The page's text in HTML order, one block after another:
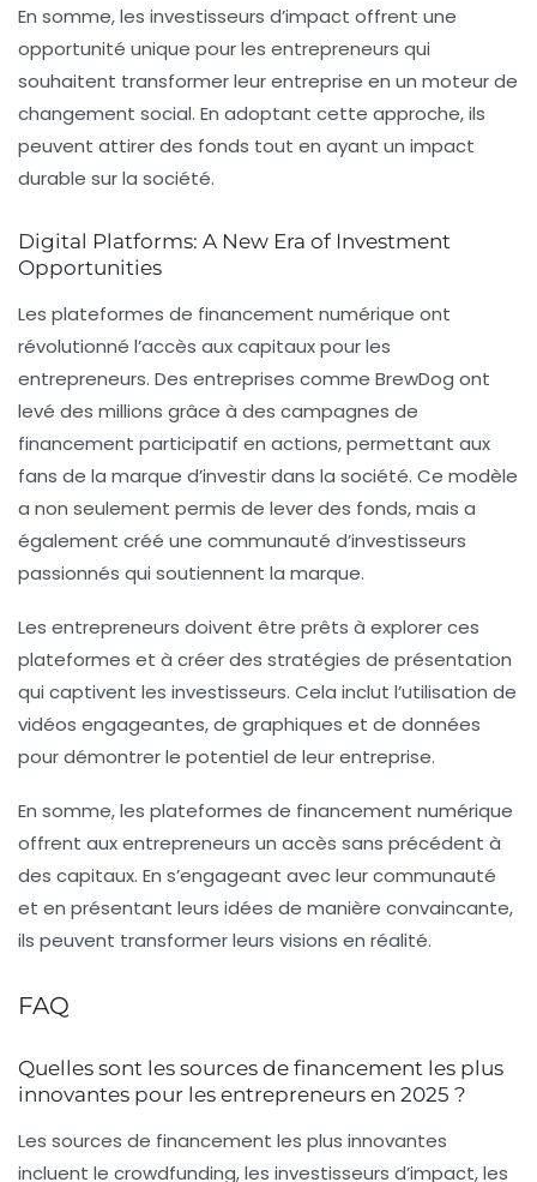
En somme, les investisseurs d’impact offrent une
opportunité unique pour les entrepreneurs qui
souhaitent transformer leur entreprise en un moteur de
changement social. En adoptant cette approche, ils
peuvent attirer des fonds tout en ayant un impact
durable sur la société.
Digital Platforms: A New Era of Investment
Opportunities
Les plateformes de financement numérique ont
révolutionné l’accès aux capitaux pour les
entrepreneurs. Des entreprises comme BrewDog ont
levé des millions grâce à des campagnes de
financement participatif en actions, permettant aux
fans de la marque d’investir dans la société. Ce modèle
a non seulement permis de lever des fonds, mais a
également créé une communauté d’investisseurs
passionnés qui soutiennent la marque.
Les entrepreneurs doivent être prêts à explorer ces
plateformes et à créer des stratégies de présentation
qui captivent les investisseurs. Cela inclut l’utilisation de
vidéos engageantes, de graphiques et de données
pour démontrer le potentiel de leur entreprise.
En somme, les plateformes de financement numérique
offrent aux entrepreneurs un accès sans précédent à
des capitaux. En s’engageant avec leur communauté
et en présentant leurs idées de manière convaincante,
ils peuvent transformer leurs visions en réalité.
FAQ
Quelles sont les sources de financement les plus
innovantes pour les entrepreneurs en 2025 ?
Les sources de financement les plus innovantes
incluent le crowdfunding, les investisseurs d’impact, les